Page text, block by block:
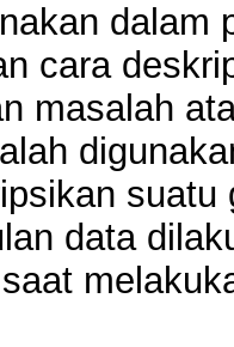
dalam
cara
masalah
data